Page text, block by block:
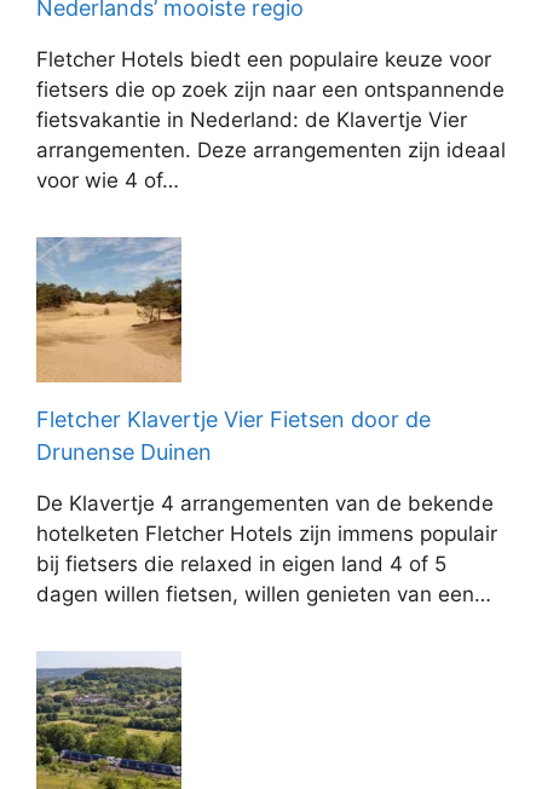
Nederlands’ mooiste regio
Fletcher Hotels biedt een populaire keuze voor
fietsers die op zoek zijn naar een ontspannende
fietsvakantie in Nederland: de Klavertje Vier
arrangementen. Deze arrangementen zijn ideaal
voor wie 4 of…
Fletcher Klavertje Vier Fietsen door de
Drunense Duinen
De Klavertje 4 arrangementen van de bekende
hotelketen Fletcher Hotels zijn immens populair
bij fietsers die relaxed in eigen land 4 of 5
dagen willen fietsen, willen genieten van een…